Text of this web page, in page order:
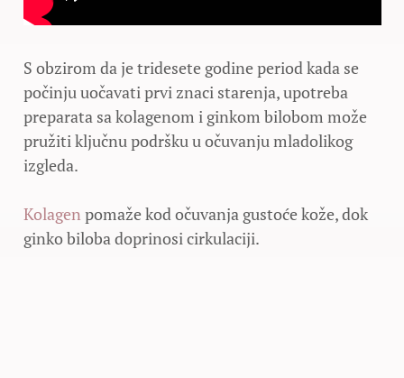
S obzirom da je tridesete godine period kada se
počinju uočavati prvi znaci starenja, upotreba
preparata sa kolagenom i ginkom bilobom može
pružiti ključnu podršku u očuvanju mladolikog
izgleda.
Kolagenpomaže kod očuvanja gustoće kože, dok
ginko biloba doprinosi cirkulaciji.